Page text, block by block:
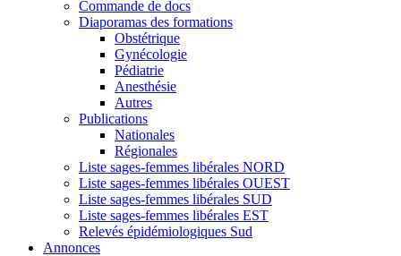
Commande de docs
Diaporamas des formations
Obstétrique
Gynécologie
Pédiatrie
Anesthésie
Autres
Publications
Nationales
Régionales
Liste sages-femmes libérales NORD
Liste sages-femmes libérales OUEST
Liste sages-femmes libérales SUD
Liste sages-femmes libérales EST
Relevés épidémiologiques Sud
Annonces